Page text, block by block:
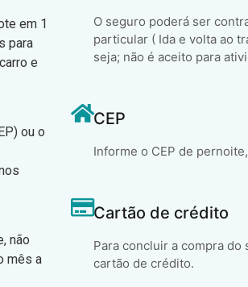
em 1
para
e
ou o
não
mês a
O seguro poderá ser
particular ( Ida e volta ao
seja; não é aceito para
CEP
Informe o CEP de
Cartão de crédito
Para concluir a compra
cartão de crédito.